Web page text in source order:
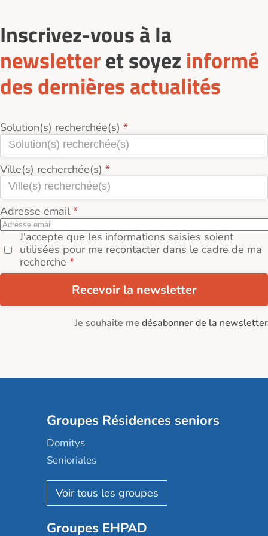
Inscrivez-vous à la
newsletteret soyez informé
des dernières actualités
Solution(s) recherchée(s)
Ville(s) recherchée(s)
Adresse email
J'accepte que les informations saisies soient
utilisées pour me recontacter dans le cadre de ma
recherche
Recevoir la newsletter
Je souhaite me désabonner de la newsletter
Groupes Résidences seniors
Domitys
Senioriales
Nohée
Les Résidentiels
Mobicap
Groupes EHPAD